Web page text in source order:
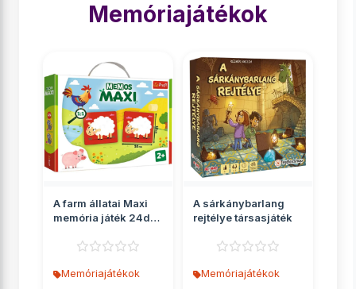
Memóriajátékok
A farm állatai Maxi
memória játék 24db-
Memóriajátékok
A sárkánybarlang
rejtélye társasjáték
Memóriajátékok